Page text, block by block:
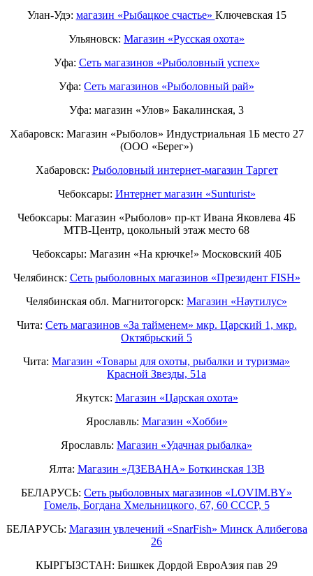
Улан-Удэ: магазин «Рыбацкое счастье» Ключевская 15
Ульяновск: Магазин «Русская охота»
Уфа: Сеть магазинов «Рыболовный успех»
Уфа: Сеть магазинов «Рыболовный рай»
Уфа: магазин «Улов» Бакалинская, 3
Хабаровск: Магазин «Рыболов» Индустриальная 1Б место 27
(ООО «Берег»)
Хабаровск: Рыболовный интернет-магазин Таргет
Чебоксары: Интернет магазин «Sunturist»
Чебоксары: Магазин «Рыболов» пр-кт Ивана Яковлева 4Б
МТВ-Центр, цокольный этаж место 68
Чебоксары: Магазин «На крючке!» Московский 40Б
Челябинск: Сеть рыболовных магазинов «Президент FISH»
Челябинская обл. Магнитогорск: Магазин «Наутилус»
Чита: Сеть магазинов «За тайменем» мкр. Царский 1, мкр.
Октябрьский 5
Чита: Магазин «Товары для охоты, рыбалки и туризма»
Красной Звезды, 51а
Якутск: Магазин «Царская охота»
Ярославль: Магазин «Хобби»
Ярославль: Магазин «Удачная рыбалка»
Ялта: Магазин «ДЗЕВАНА» Боткинская 13В
БЕЛАРУСЬ: Сеть рыболовных магазинов «LOVIM.BY»
Гомель, Богдана Хмельницкого, 67, 60 СССР, 5
БЕЛАРУСЬ: Магазин увлечений «SnarFish» Минск Алибегова
26
КЫРГЫЗСТАН: Бишкек Дордой ЕвроАзия пав 29